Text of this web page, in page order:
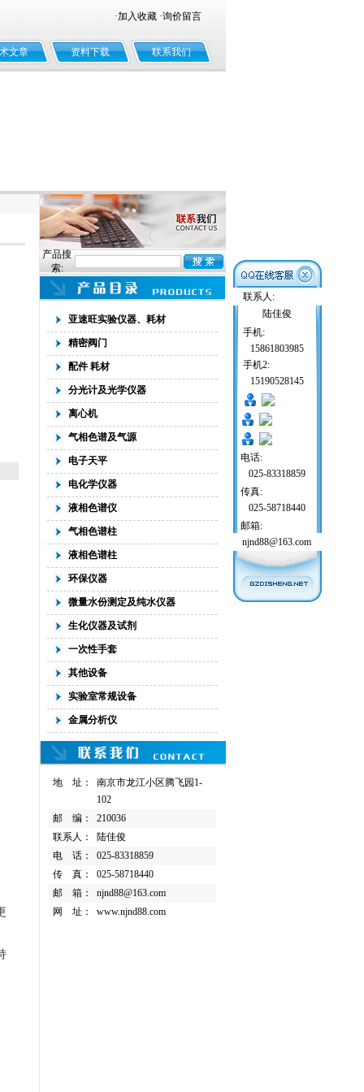
·加入收藏 ·询价留言
文章 资料下载 联系我们
产品搜
索:
亚速旺实验仪器、耗材
精密阀门
配件 耗材
分光计及光学仪器
离心机
气相色谱及气源
电子天平
电化学仪器
液相色谱仪
气相色谱柱
液相色谱柱
环保仪器
微量水份测定及纯水仪器
生化仪器及试剂
一次性手套
其他设备
实验室常规设备
金属分析仪
地 址：
南京市龙江小区腾飞园1-
102
邮 编：
210036
联系人：
陆佳俊
电 话：
025-83318859
传 真：
025-58718440
邮 箱：
njnd88@163.com
网 址：
www.njnd88.com
联系人:
陆佳俊
手机:
15861803985
手机2:
15190528145
电话:
025-83318859
传真:
025-58718440
邮箱:
njnd88@163.com